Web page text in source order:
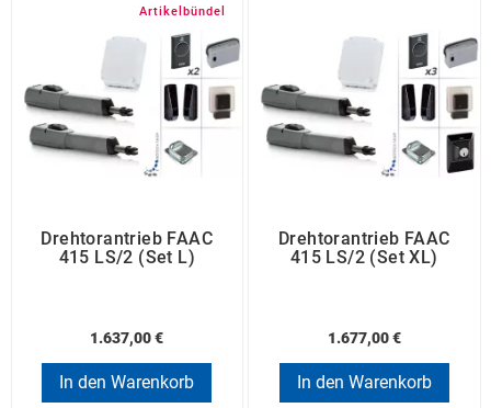
Artikelbündel
Drehtorantrieb FAAC
415 LS/2 (Set L)
1.637,00 €
In den Warenkorb
Drehtorantrieb FAAC
415 LS/2 (Set XL)
1.677,00 €
In den Warenkorb